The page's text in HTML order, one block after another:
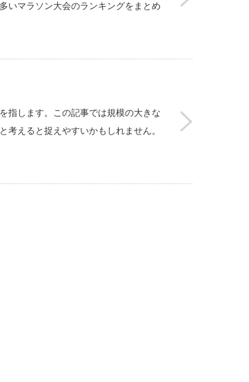
いマラソン大会のランキングをまとめ
指します。この記事では規模の大きな
えると捉えやすいかもしれません。